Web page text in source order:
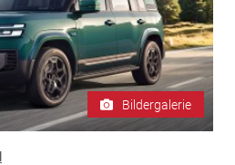
Bildergalerie